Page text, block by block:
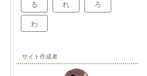
る れ ろ
わ
サイト作成者